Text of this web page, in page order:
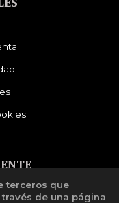
terceros que
de una página